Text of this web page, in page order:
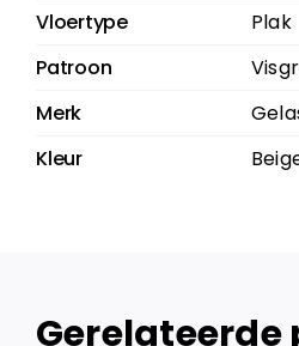
Vloertype
Plak
Patroon
Merk
Kleur